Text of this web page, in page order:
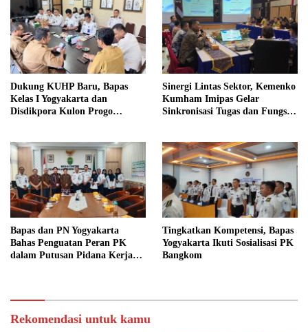
Dukung KUHP Baru, Bapas
Kelas I Yogyakarta dan
Disdikpora Kulon Progo
Sinergi Lintas Sektor, Kemenko
Kumham Imipas Gelar
Sinkronisasi Tugas dan Fungsi
Bapas dan PN Yogyakarta
Bahas Penguatan Peran PK
dalam Putusan Pidana Kerja
Tingkatkan Kompetensi, Bapas
Yogyakarta Ikuti Sosialisasi PK
Bangkom
Rekomendasi untuk kamu